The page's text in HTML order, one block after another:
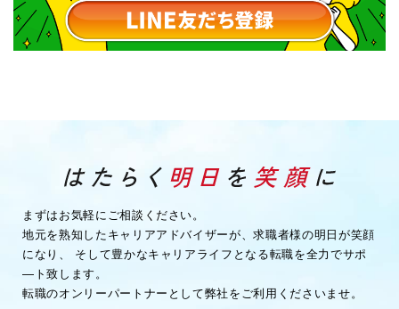
まずはお気軽にご相談ください。
地元を熟知したキャリアアドバイザーが、求職者様の明日が笑顔
になり、
そして豊かなキャリアライフとなる転職を全力でサポ
―ト致します。
転職のオンリーパートナーとして弊社をご利用くださいませ。